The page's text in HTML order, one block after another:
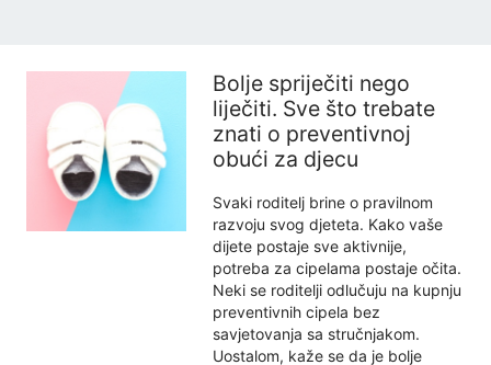
Bolje spriječiti nego
liječiti. Sve što trebate
znati o preventivnoj
obući za djecu
Svaki roditelj brine o pravilnom
razvoju svog djeteta. Kako vaše
dijete postaje sve aktivnije,
potreba za cipelama postaje očita.
Neki se roditelji odlučuju na kupnju
preventivnih cipela bez
savjetovanja sa stručnjakom.
Uostalom, kaže se da je bolje